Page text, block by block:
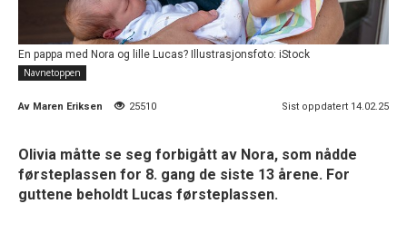
En pappa med Nora og lille Lucas? Illustrasjonsfoto: iStock
Navnetoppen
Av Maren Eriksen 25510 Sist oppdatert 14.02.25
Olivia måtte se seg forbigått av Nora, som nådde
førsteplassen for 8. gang de siste 13 årene. For
guttene beholdt Lucas førsteplassen.